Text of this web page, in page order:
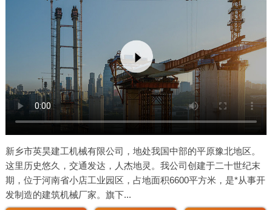
新乡市英昊建工机械有限公司，地处我国中部的平原豫北地区。
这里历史悠久，交通发达，人杰地灵。我公司创建于二十世纪末
期，位于河南省小店工业园区，占地面积6600平方米，是*从事开
发制造的建筑机械厂家。旗下...